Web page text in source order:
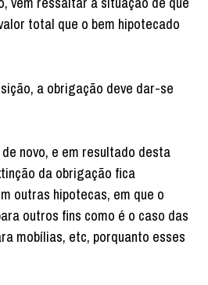
total que o bem hipotecado
a obrigação deve dar-se
novo, e em resultado desta
da obrigação fica
outras hipotecas, em que o
outros fins como é o caso das
mobílias, etc, porquanto esses